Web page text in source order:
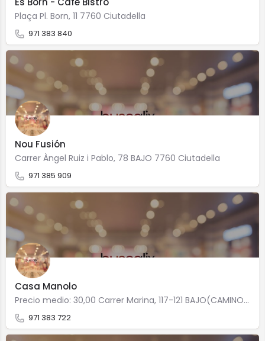
Plaça Pl. Born, 11 7760 Ciutadella
971 383 840
Nou Fusión
Carrer Àngel Ruiz i Pablo, 78 BAJO 7760 Ciutadella
971 385 909
Casa Manolo
Precio medio: 30,00 Carrer Marina, 117-121 BAJO(CAMINO DE LOS ESPEJO 7760 Ciutadella
971 383 722